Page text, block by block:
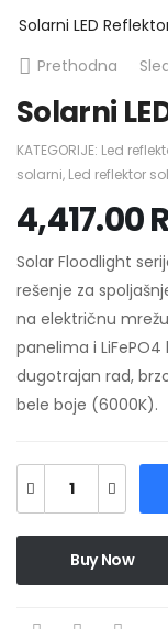
Solarni LED
Prethodna
Solarni
KATEGORIJE: Led
solarni, Led reflektor
4,417.00
Solar Floodlight
rešenje za
na električnu
panelima i
dugotrajan rad,
bele boje (6000K).
Buy Now